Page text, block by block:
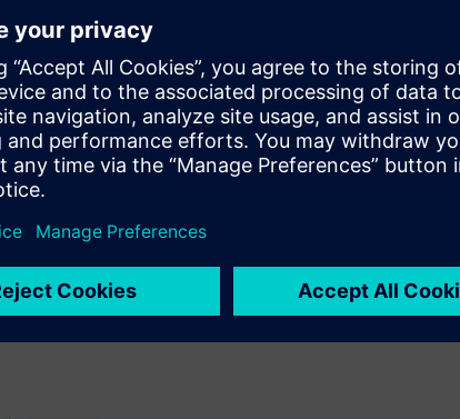
/ megoldáshoz, amely segít az ügyfélnek annak
megvalósításában, integrálásában, üzemeltetésében,
illetve karbantartásában